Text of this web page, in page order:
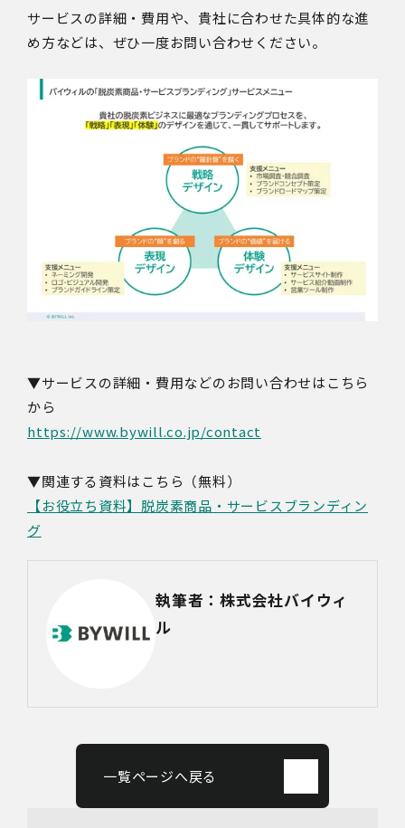
サービスの詳細・費用や、貴社に合わせた具体的な進
め方などは、ぜひ一度お問い合わせください。
▼サービスの詳細・費用などのお問い合わせはこちら
から
https://www.bywill.co.jp/contact
▼関連する資料はこちら（無料）
【お役立ち資料】脱炭素商品・サービスブランディン
グ
執筆者：株式会社バイウィ
ル
一覧ページへ戻る